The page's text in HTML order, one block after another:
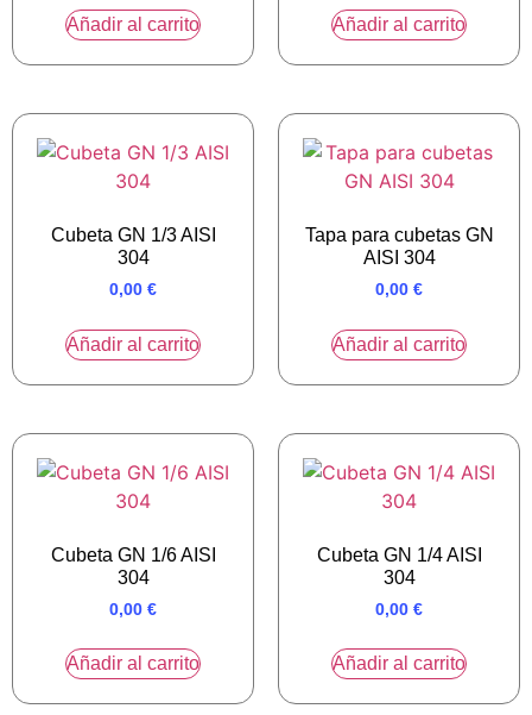
Añadir al carrito Añadir al carrito
Cubeta GN 1/3 AISI
304
0,00 €
Añadir al carrito
Tapa para cubetas GN
AISI 304
0,00 €
Añadir al carrito
Cubeta GN 1/6 AISI
304
0,00 €
Añadir al carrito
Cubeta GN 1/4 AISI
304
0,00 €
Añadir al carrito